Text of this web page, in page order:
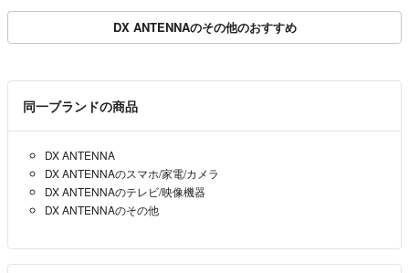
DX ANTENNAのその他のおすすめ
同一ブランドの商品
DX ANTENNA
DX ANTENNAのスマホ/家電/カメラ
DX ANTENNAのテレビ/映像機器
DX ANTENNAのその他